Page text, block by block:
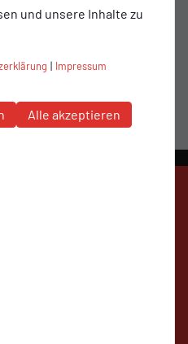
und unsere Inhalte zu
| Impressum
Alle akzeptieren